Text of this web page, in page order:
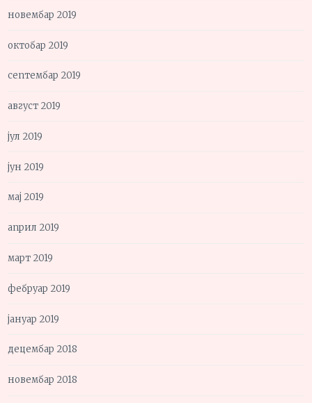
новембар 2019
октобар 2019
септембар 2019
август 2019
јул 2019
јун 2019
мај 2019
април 2019
март 2019
фебруар 2019
јануар 2019
децембар 2018
новембар 2018